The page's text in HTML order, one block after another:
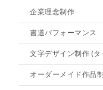
企業理念制作
書道パフォーマンス
文字デザイン制作 (
オーダーメイド作品